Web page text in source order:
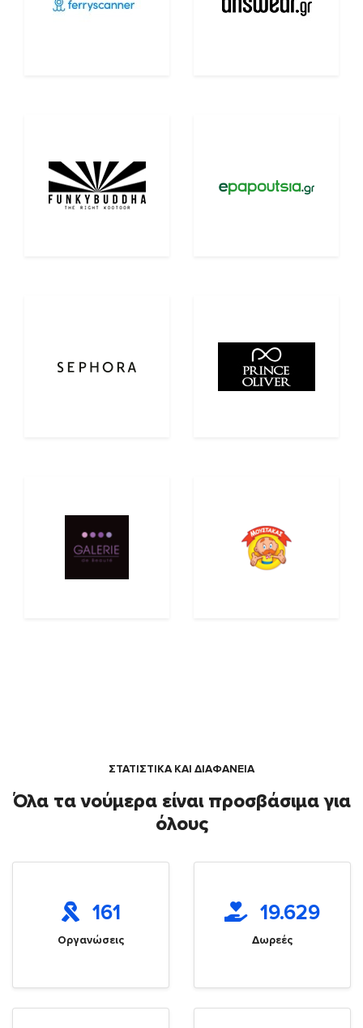
ΣΤΑΤΙΣΤΙΚΑ ΚΑΙ ΔΙΑΦΑΝΕΙΑ
Όλα τα νούμερα είναι προσβάσιμα για
όλους
161
Οργανώσεις
19.629
Δωρεές